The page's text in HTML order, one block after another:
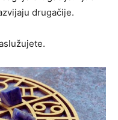
drugačije.